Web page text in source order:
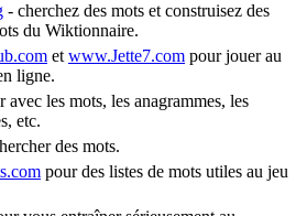
- cherchez des mots et construisez des
du Wiktionnaire.
et www.Jette7.com pour jouer au
ligne.
avec les mots, les anagrammes, les
etc.
des mots.
pour des listes de mots utiles au jeu